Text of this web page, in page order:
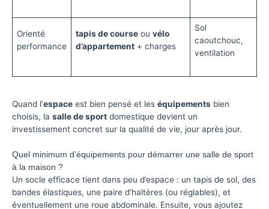
Orienté
performance
tapis de courseou vélo
d’appartement+ charges
Sol
caoutchouc,
ventilation
Quand l’espace est bien pensé et les équipements bien
choisis, la salle de sport domestique devient un
investissement concret sur la qualité de vie, jour après jour.
Quel minimum d’équipements pour démarrer une salle de sport
à la maison ?
Un socle efficace tient dans peu d’espace : un tapis de sol, des
bandes élastiques, une paire d’haltères (ou réglables), et
éventuellement une roue abdominale. Ensuite, vous ajoutez